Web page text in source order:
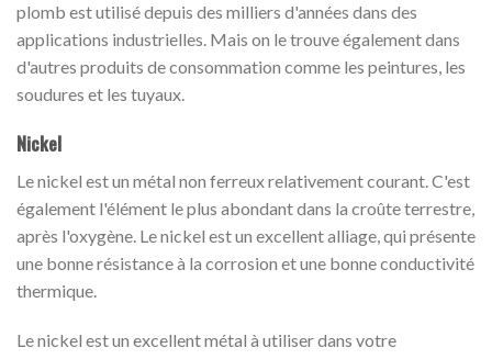
plomb est utilisé depuis des milliers d'années dans des
applications industrielles. Mais on le trouve également dans
d'autres produits de consommation comme les peintures, les
soudures et les tuyaux.
Nickel
Le nickel est un métal non ferreux relativement courant. C'est
également l'élément le plus abondant dans la croûte terrestre,
après l'oxygène. Le nickel est un excellent alliage, qui présente
une bonne résistance à la corrosion et une bonne conductivité
thermique.
Le nickel est un excellent métal à utiliser dans votre